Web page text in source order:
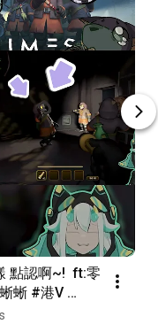
點認啊~!  ft:零
蜥 #港V
華 #hkvtuber